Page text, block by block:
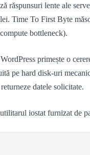
răspunsuri lente ale
Time To First Byte
bottleneck).
primește o
pe hard disk-uri
datele solicitate.
iostat furnizat de